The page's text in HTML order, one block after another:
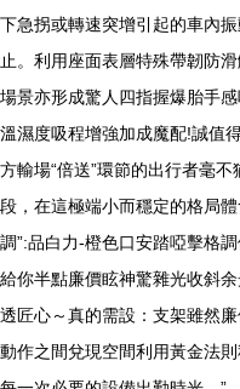
下急拐或轉速突增引起的車內
止。利用座面表層特殊帶韌防
場景亦形成驚人四指握爆胎手
溫濕度吸程增強加成魔配!誠值
方輸場“倍送”環節的出行者毫
段，在這極端小而穩定的格局
調”:品白力-橙色口安踏啞擊格
給你半點廉價眩神驚雜光收斜
透匠心～真的需設：支架雖然
動作之間兌現空間利用黃金法